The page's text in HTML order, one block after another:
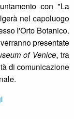
con "La
nel capoluogo
l'Orto Botanico.
presentate
of Venice, tra
di comunicazione